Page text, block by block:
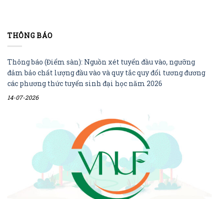
THÔNG BÁO
Thông báo (Điểm sàn): Nguồn xét tuyển đầu vào, ngưỡng
đảm bảo chất lượng đầu vào và quy tắc quy đổi tương đương
các phương thức tuyển sinh đại học năm 2026
14-07-2026